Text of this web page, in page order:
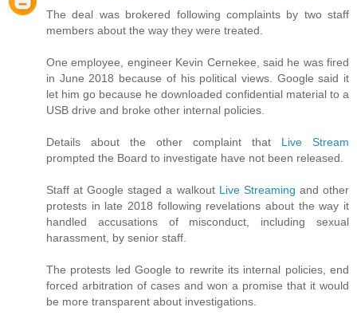
The deal was brokered following complaints by two staff
members about the way they were treated.
One employee, engineer Kevin Cernekee, said he was fired
in June 2018 because of his political views. Google said it
let him go because he downloaded confidential material to a
USB drive and broke other internal policies.
Details about the other complaint that Live Stream
prompted the Board to investigate have not been released.
Staff at Google staged a walkout Live Streaming and other
protests in late 2018 following revelations about the way it
handled accusations of misconduct, including sexual
harassment, by senior staff.
The protests led Google to rewrite its internal policies, end
forced arbitration of cases and won a promise that it would
be more transparent about investigations.